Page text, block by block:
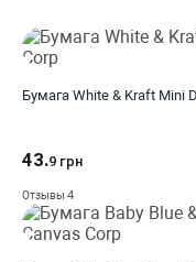
Бумага White & Kraft Mini
43.9 грн
Отзывы 4